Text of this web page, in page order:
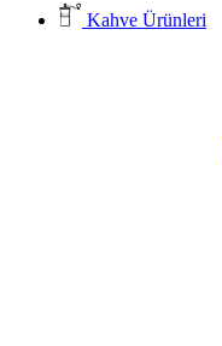
Kahve Ürünleri